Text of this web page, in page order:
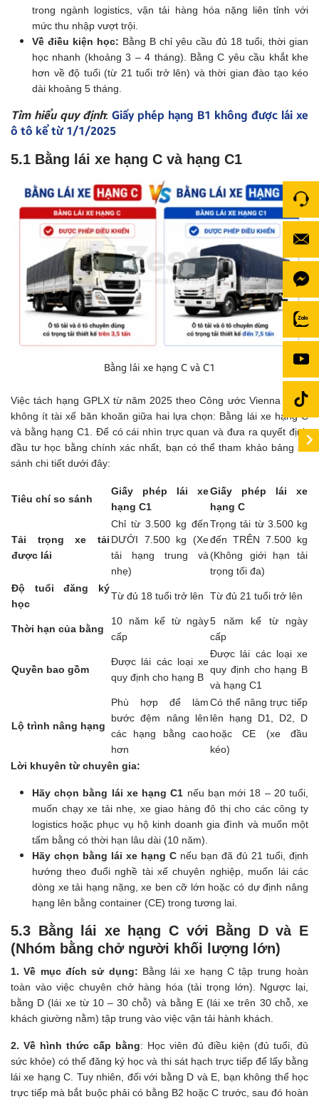
trong ngành logistics, vận tải hàng hóa nặng liên tỉnh với
mức thu nhập vượt trội.
Về điều kiện học: Bằng B chỉ yêu cầu đủ 18 tuổi, thời gian
học nhanh (khoảng 3 – 4 tháng). Bằng C yêu cầu khắt khe
hơn về độ tuổi (từ 21 tuổi trở lên) và thời gian đào tạo kéo
dài khoảng 5 tháng.
Tìm hiểu quy định: Giấy phép hạng B1 không được lái xe
ô tô kể từ 1/1/2025
5.1 Bằng lái xe hạng C và hạng C1
Bằng lái xe hạng C và C1
Việc tách hạng GPLX từ năm 2025 theo Công ước Vienna khiến
không ít tài xế băn khoăn giữa hai lựa chọn: Bằng lái xe hạng C
và bằng hạng C1. Để có cái nhìn trực quan và đưa ra quyết định
đầu tư học bằng chính xác nhất, bạn có thể tham khảo bảng so
sánh chi tiết dưới đây:
Tiêu chí so sánh
Giấy phép lái xe
hạng C1
Giấy phép lái xe
hạng C
Tải trọng xe tải
được lái
Chỉ từ 3.500 kg đến
DƯỚI 7.500 kg (Xe
tải hạng trung và
nhẹ)
Trọng tải từ 3.500 kg
đến TRÊN 7.500 kg
(Không giới hạn tải
trọng tối đa)
Độ tuổi đăng ký
học
Từ đủ 18 tuổi trở lên Từ đủ 21 tuổi trở lên
Thời hạn của bằng
10 năm kể từ ngày
cấp
5 năm kể từ ngày
cấp
Quyền bao gồm
Được lái các loại xe
quy định cho hạng B
Được lái các loại xe
quy định cho hạng B
và hạng C1
Lộ trình nâng hạng
Phù hợp để làm
bước đệm nâng lên
các hạng bằng cao
hơn
Có thể nâng trực tiếp
lên hạng D1, D2, D
hoặc CE (xe đầu
kéo)
Lời khuyên từ chuyên gia:
Hãy chọn bằng lái xe hạng C1 nếu bạn mới 18 – 20 tuổi,
muốn chạy xe tải nhẹ, xe giao hàng đô thị cho các công ty
logistics hoặc phục vụ hộ kinh doanh gia đình và muốn một
tấm bằng có thời hạn lâu dài (10 năm).
Hãy chọn bằng lái xe hạng C nếu bạn đã đủ 21 tuổi, định
hướng theo đuổi nghề tài xế chuyên nghiệp, muốn lái các
dòng xe tải hạng nặng, xe ben cỡ lớn hoặc có dự định nâng
hạng lên bằng container (CE) trong tương lai.
5.3 Bằng lái xe hạng C với Bằng D và E
(Nhóm bằng chở người khối lượng lớn)
1. Về mục đích sử dụng: Bằng lái xe hạng C tập trung hoàn
toàn vào việc chuyên chở hàng hóa (tải trọng lớn). Ngược lại,
bằng D (lái xe từ 10 – 30 chỗ) và bằng E (lái xe trên 30 chỗ, xe
khách giường nằm) tập trung vào việc vận tải hành khách.
2. Về hình thức cấp bằng: Học viên đủ điều kiện (đủ tuổi, đủ
sức khỏe) có thể đăng ký học và thi sát hạch trực tiếp để lấy bằng
lái xe hạng C. Tuy nhiên, đối với bằng D và E, bạn không thể học
trực tiếp mà bắt buộc phải có bằng B2 hoặc C trước, sau đó hoàn